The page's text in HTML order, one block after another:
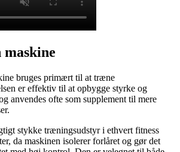
maskine
bruges primært til at træne
er effektiv til at opbygge styrke og
anvendes ofte som supplement til mere
stykke træningsudstyr i ethvert fitness
da maskinen isolerer forlåret og gør det